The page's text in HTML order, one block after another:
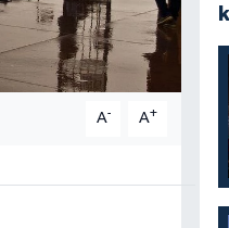
A- A+